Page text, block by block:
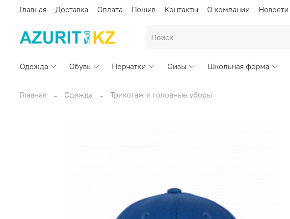
Главная Доставка Оплата Пошив Контакты О компании Новости
Одежда Обувь Перчатки Сизы Школьная форма
Главная Одежда Трикотаж и головные уборы